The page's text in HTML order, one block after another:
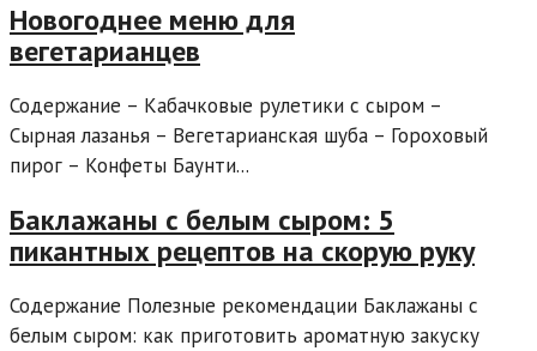
Новогоднее меню для
вегетарианцев
Содержание – Кабачковые рулетики с сыром –
Сырная лазанья – Вегетарианская шуба – Гороховый
пирог – Конфеты Баунти...
Баклажаны с белым сыром: 5
пикантных рецептов на скорую руку
Содержание Полезные рекомендации Баклажаны с
белым сыром: как приготовить ароматную закуску